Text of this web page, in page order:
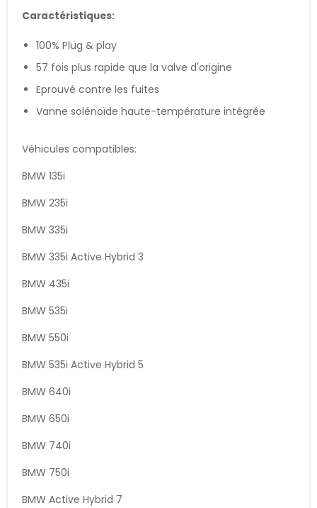
Caractéristiques:
100% Plug & play
57 fois plus rapide que la valve d'origine
Eprouvé contre les fuites
Vanne solénoïde haute-température intégrée
Véhicules compatibles:
BMW 135i
BMW 235i
BMW 335i
BMW 335i Active Hybrid 3
BMW 435i
BMW 535i
BMW 550i
BMW 535i Active Hybrid 5
BMW 640i
BMW 650i
BMW 740i
BMW 750i
BMW Active Hybrid 7